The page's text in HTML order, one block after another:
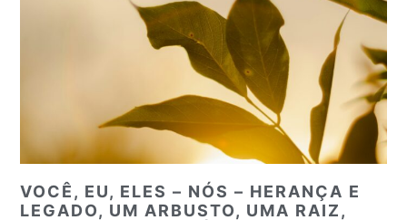
VOCÊ, EU, ELES – NÓS – HERANÇA E
LEGADO, UM ARBUSTO, UMA RAIZ,